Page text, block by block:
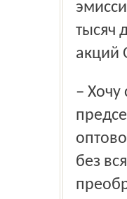
тысяч
акций
– Хочу сказать еще об одном событии... – продолжил
без